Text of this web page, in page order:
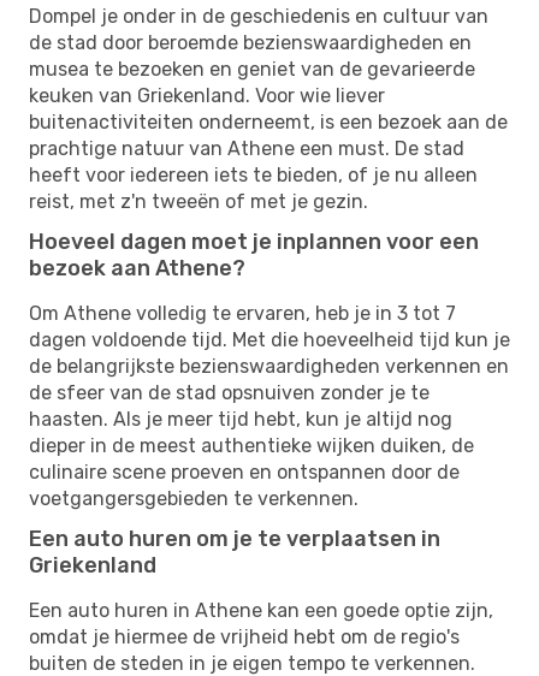
Dompel je onder in de geschiedenis en cultuur van
de stad door beroemde bezienswaardigheden en
musea te bezoeken en geniet van de gevarieerde
keuken van Griekenland. Voor wie liever
buitenactiviteiten onderneemt, is een bezoek aan de
prachtige natuur van Athene een must. De stad
heeft voor iedereen iets te bieden, of je nu alleen
reist, met z'n tweeën of met je gezin.
Hoeveel dagen moet je inplannen voor een
bezoek aan Athene?
Om Athene volledig te ervaren, heb je in 3 tot 7
dagen voldoende tijd. Met die hoeveelheid tijd kun je
de belangrijkste bezienswaardigheden verkennen en
de sfeer van de stad opsnuiven zonder je te
haasten. Als je meer tijd hebt, kun je altijd nog
dieper in de meest authentieke wijken duiken, de
culinaire scene proeven en ontspannen door de
voetgangersgebieden te verkennen.
Een auto huren om je te verplaatsen in
Griekenland
Een auto huren in Athene kan een goede optie zijn,
omdat je hiermee de vrijheid hebt om de regio's
buiten de steden in je eigen tempo te verkennen.